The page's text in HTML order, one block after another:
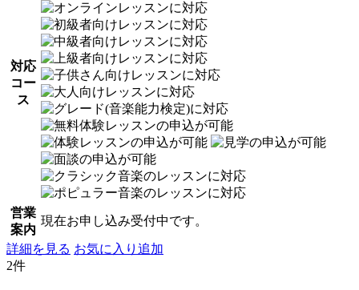
対応
コー
ス
営業
案内
現在お申し込み受付中です。
詳細を見る お気に入り追加
2件